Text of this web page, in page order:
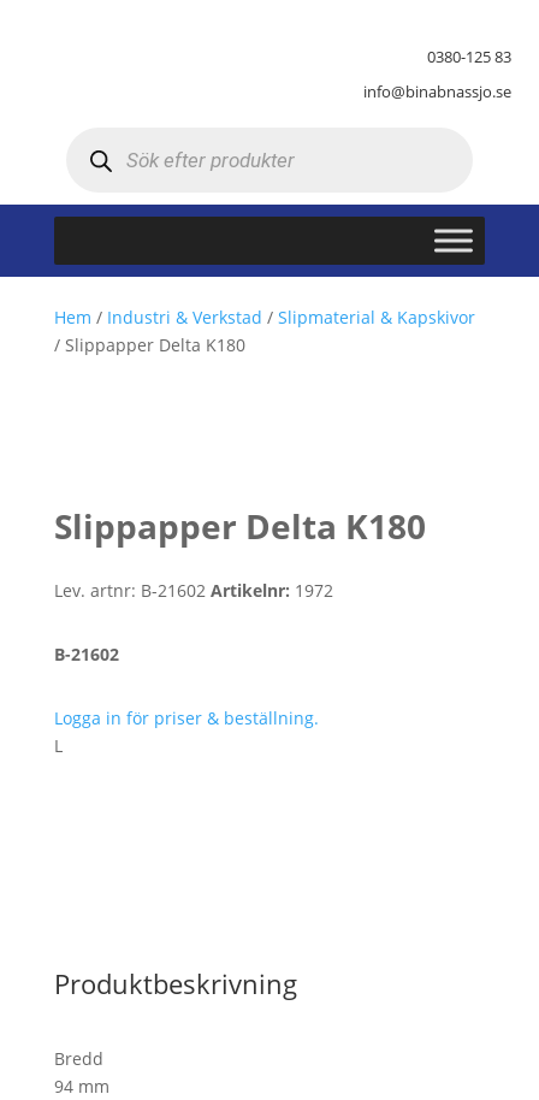
0380-125 83
info@binabnassjo.se
Hem / Industri & Verkstad / Slipmaterial & Kapskivor
/ Slippapper Delta K180
Slippapper Delta K180
Lev. artnr: B-21602 Artikelnr: 1972
B-21602
Logga in för priser & beställning.
L
Produktbeskrivning
Bredd
94 mm